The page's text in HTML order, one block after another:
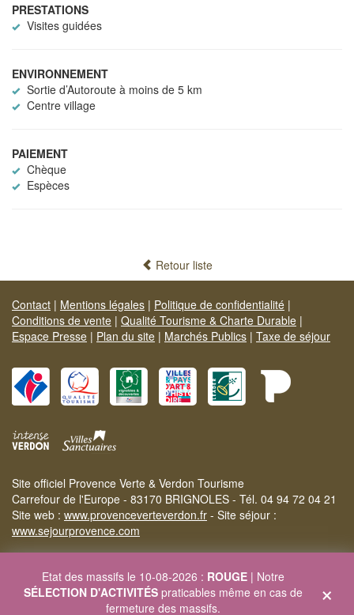
PRESTATIONS
Visites guidées
ENVIRONNEMENT
Sortie d’Autoroute à moins de 5 km
Centre village
PAIEMENT
Chèque
Espèces
Retour liste
Contact | Mentions légales | Politique de confidentialité |
Conditions de vente | Qualité Tourisme & Charte Durable |
Espace Presse | Plan du site | Marchés Publics | Taxe de séjour
Site officiel Provence Verte & Verdon Tourisme
Carrefour de l'Europe - 83170 BRIGNOLES - Tél. 04 94 72 04 21
Site web : www.provenceverteverdon.fr - Site séjour :
www.sejourprovence.com
×
Etat des massifs le 10-08-2026 : ROUGE | Notre
SÉLECTION D'ACTIVITÉS praticables même en cas de
fermeture des massifs.